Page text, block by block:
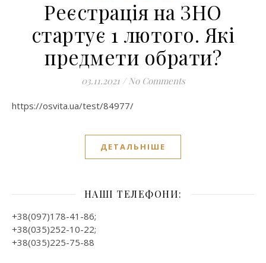
Реєстрація на ЗНО
стартує 1 лютого. Які
предмети обрати?
03.11.2021 / No Comments
https://osvita.ua/test/84977/
ДЕТАЛЬНІШЕ
НАШІ ТЕЛЕФОНИ:
+38(097)178-41-86;
+38(035)252-10-22;
+38(035)225-75-88